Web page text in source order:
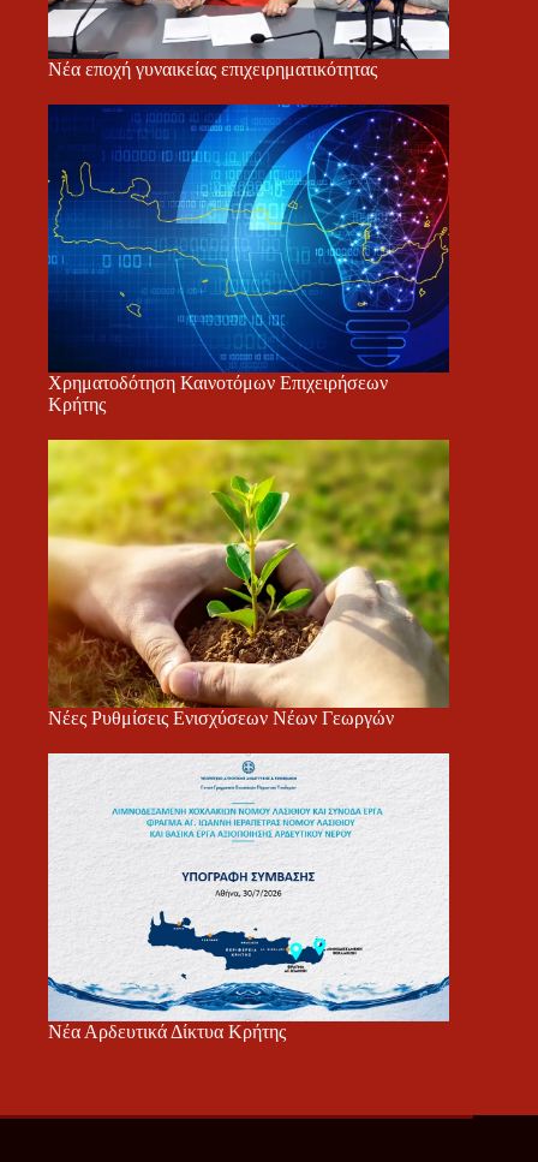
Νέα εποχή γυναικείας επιχειρηματικότητας
Χρηματοδότηση Καινοτόμων Επιχειρήσεων
Κρήτης
Νέες Ρυθμίσεις Ενισχύσεων Νέων Γεωργών
Νέα Αρδευτικά Δίκτυα Κρήτης